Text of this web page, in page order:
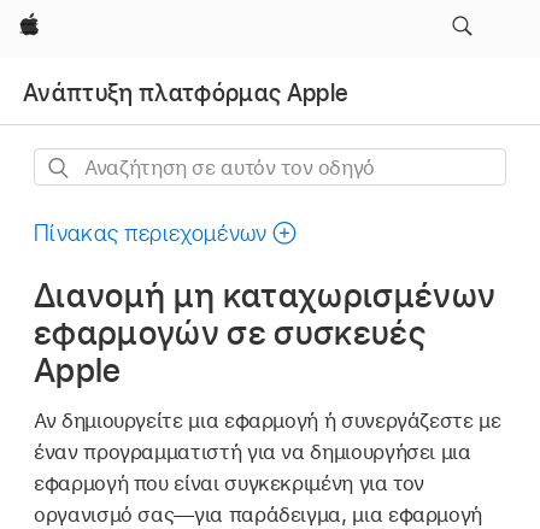
Apple
Ανάπτυξη πλατφόρμας Apple
Αναζήτηση
αυτόν
οδηγό
Πίνακας περιεχομένων
Διανομή μη καταχωρισμένων
εφαρμογών σε συσκευές
Apple
Αν δημιουργείτε μια εφαρμογή ή συνεργάζεστε με
έναν προγραμματιστή για να δημιουργήσει μια
εφαρμογή που είναι συγκεκριμένη για τον
οργανισμό σας—για παράδειγμα, μια εφαρμογή